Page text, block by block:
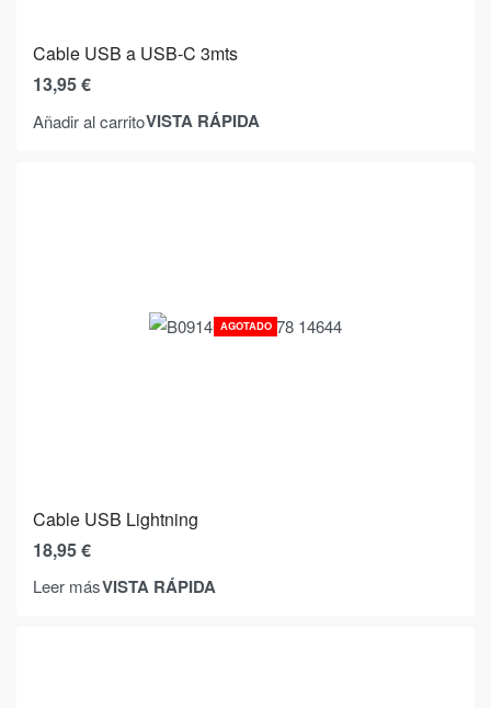
Cable USB a USB-C 3mts
13,95€
Añadir al carritoVISTA RÁPIDA
AGOTADO
Cable USB Lightning
18,95€
Leer másVISTA RÁPIDA